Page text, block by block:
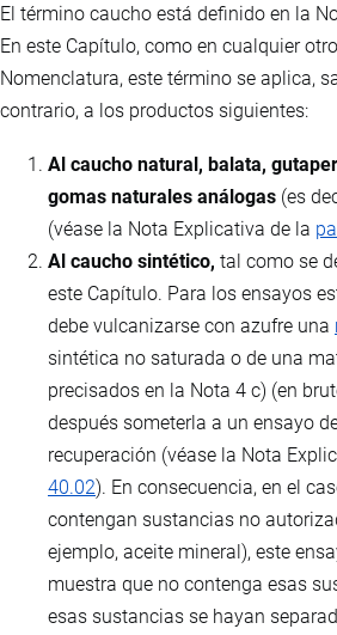
El término caucho está definido en la
En este Capítulo, como en cualquier
Nomenclatura, este término se aplica,
contrario, a los productos siguientes:
Al caucho natural, balata,
gomas naturales análogas (es
(véase la Nota Explicativa de la
Al caucho sintético, tal como se
este Capítulo. Para los ensayos
debe vulcanizarse con azufre una
sintética no saturada o de una
precisados en la Nota 4 c) (en
después someterla a un ensayo
recuperación (véase la Nota
40.02). En consecuencia, en el
contengan sustancias no
ejemplo, aceite mineral), este
muestra que no contenga esas
esas sustancias se hayan